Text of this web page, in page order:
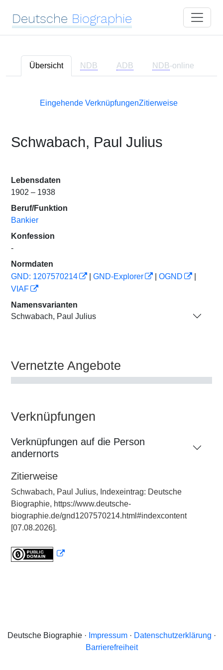
Deutsche Biographie
Übersicht NDB ADB NDB-online
Eingehende VerknüpfungenZitierweise
Schwabach, Paul Julius
Lebensdaten
1902 – 1938
Beruf/Funktion
Bankier
Konfession
-
Normdaten
GND: 1207570214
GND-Explorer OGND
VIAF
Namensvarianten
Schwabach, Paul Julius
Vernetzte Angebote
Verknüpfungen
Verknüpfungen auf die Person
andernorts
Zitierweise
Schwabach, Paul Julius, Indexeintrag: Deutsche
Biographie, https://www.deutsche-
biographie.de/gnd1207570214.html#indexcontent
[07.08.2026].
Deutsche Biographie · Impressum· Datenschutzerklärung ·
Barrierefreiheit